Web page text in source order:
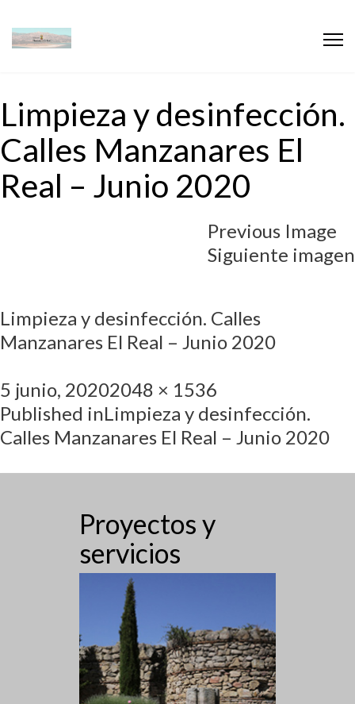
Limpieza y desinfección.
Calles Manzanares El
Real – Junio 2020
Previous Image
Siguiente imagen
Limpieza y desinfección. Calles
Manzanares El Real – Junio 2020
5 junio, 20202048 × 1536
Published inLimpieza y desinfección.
Calles Manzanares El Real – Junio 2020
Proyectos y
servicios